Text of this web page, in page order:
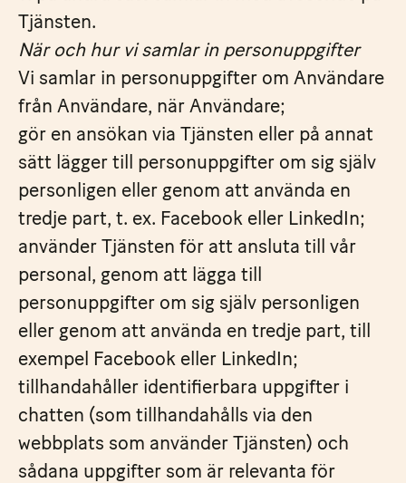
Tjänsten.
När och hur vi samlar in personuppgifter
Vi samlar in personuppgifter om Användare
från Användare, när Användare;
gör en ansökan via Tjänsten eller på annat
sätt lägger till personuppgifter om sig själv
personligen eller genom att använda en
tredje part, t. ex. Facebook eller LinkedIn;
använder Tjänsten för att ansluta till vår
personal, genom att lägga till
personuppgifter om sig själv personligen
eller genom att använda en tredje part, till
exempel Facebook eller LinkedIn;
tillhandahåller identifierbara uppgifter i
chatten (som tillhandahålls via den
webbplats som använder Tjänsten) och
sådana uppgifter som är relevanta för